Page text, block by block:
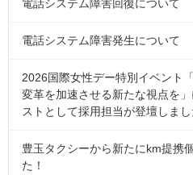
電話システム障害回復について
電話システム障害発生について
2026国際女性デー特別イベント
変革を加速させる新たな視点を
ストとして採用担当が登壇しまし
豊玉タクシーから新たにkm提携
た！